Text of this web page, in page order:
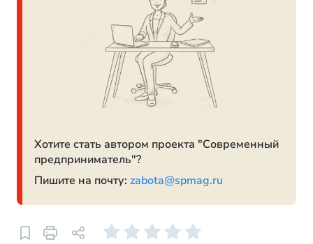
Хотите стать автором проекта "Современный
предприниматель"?
Пишите на почту: zabota@spmag.ru